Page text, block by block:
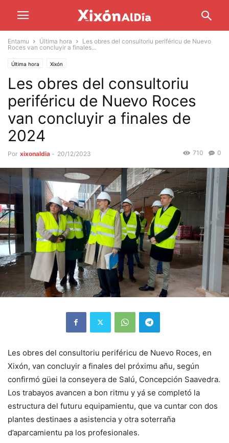
Entamu Última hora
Les obres del consultoriu periféricu de Nuevo
Roces van concluyir a finales...
Última hora Xixón
Les obres del consultoriu
periféricu de Nuevo Roces
van concluyir a finales de
2024
Por xixonaldia - 20/12/2023 0
710
Les obres del consultoriu periféricu de Nuevo Roces, en
Xixón, van concluyir a finales del próximu añu, según
confirmó güei la conseyera de Salú, Concepción Saavedra.
Los trabayos avancen a bon ritmu y yá se completó la
estructura del futuru equipamientu, que va cuntar con dos
plantes destinaes a asistencia y otra soterraña
d’aparcamientu pa los profesionales.